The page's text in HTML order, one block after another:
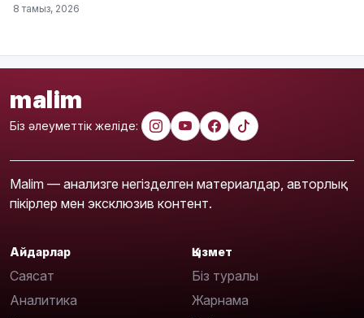
8 тамыз, 2026
malim
Біз әлеуметтік желіде:
Malim — анализге негізделген материалдар, авторлық
пікірлер мен эксклюзив контент.
Айдарлар
Саясат
Аналитика
Қызмет
Біз туралы
Жарнама